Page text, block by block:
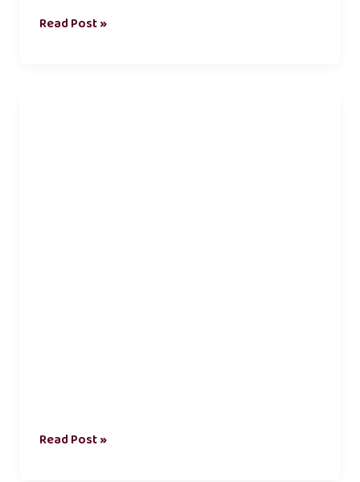
Read Post »
Read Post »